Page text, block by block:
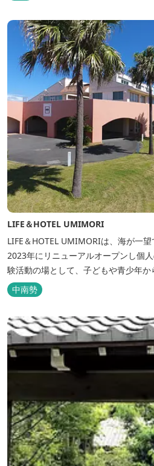
LIFE＆HOTEL UMIMORI
LIFE＆HOTEL UMIMORIは、海が一望
2023年にリニューアルオープンし個
験活動の場として、子どもや青少年
ご利用いただけます。 ヨットやボー
リンアクティビティや併設する海の乗
乗馬体験が可能！ 小中学生や団体様
しています...
中南勢